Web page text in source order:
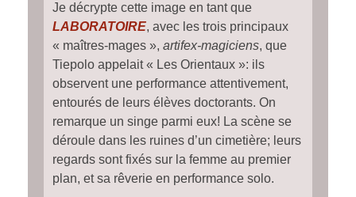
Je décrypte cette image en tant que
LABORATOIRE, avec les trois principaux
« maîtres-mages », artifex-magiciens, que
Tiepolo appelait « Les Orientaux »: ils
observent une performance attentivement,
entourés de leurs élèves doctorants. On
remarque un singe parmi eux! La scène se
déroule dans les ruines d’un cimetière; leurs
regards sont fixés sur la femme au premier
plan, et sa rêverie en performance solo.